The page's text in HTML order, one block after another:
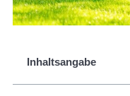
Inhaltsangabe